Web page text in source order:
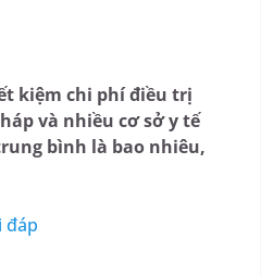
kiệm chi phí điều trị
và nhiều cơ sở y tế
bình là bao nhiêu,
đáp